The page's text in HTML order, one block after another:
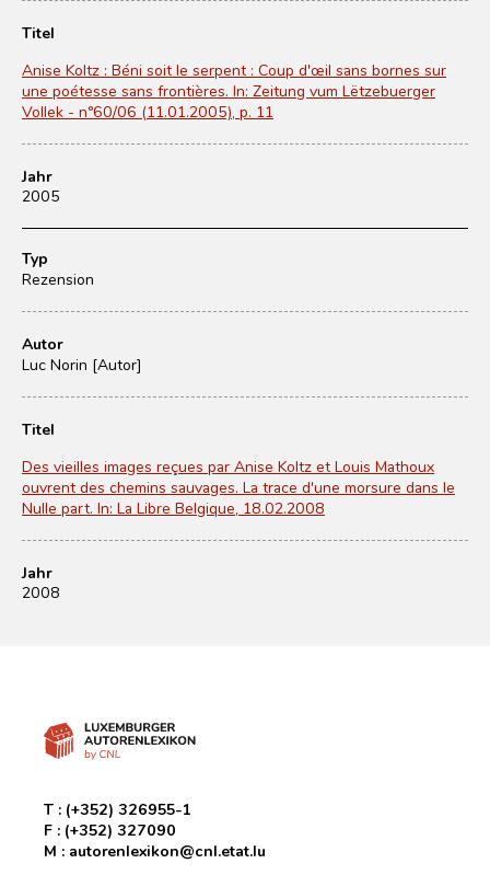
Titel
Anise Koltz : Béni soit le serpent : Coup d'œil sans bornes sur
une poétesse sans frontières. In: Zeitung vum Lëtzebuerger
Vollek - n°60/06 (11.01.2005), p. 11
Jahr
2005
Typ
Rezension
Autor
Luc Norin [Autor]
Titel
Des vieilles images reçues par Anise Koltz et Louis Mathoux
ouvrent des chemins sauvages. La trace d'une morsure dans le
Nulle part. In: La Libre Belgique, 18.02.2008
Jahr
2008
T : (+352) 326955-1
F : (+352) 327090
M : autorenlexikon@cnl.etat.lu